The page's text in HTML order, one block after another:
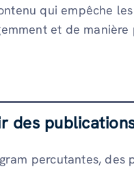
qui empêche
et de manière
des
percutantes, des